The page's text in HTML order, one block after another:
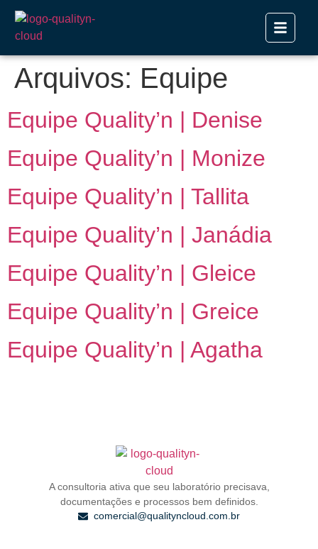
Arquivos: Equipe
Equipe Quality’n | Denise
Equipe Quality’n | Monize
Equipe Quality’n | Tallita
Equipe Quality’n | Janádia
Equipe Quality’n | Gleice
Equipe Quality’n | Greice
Equipe Quality’n | Agatha
A consultoria ativa que seu laboratório precisava,
documentações e processos bem definidos.
comercial@qualityncloud.com.br